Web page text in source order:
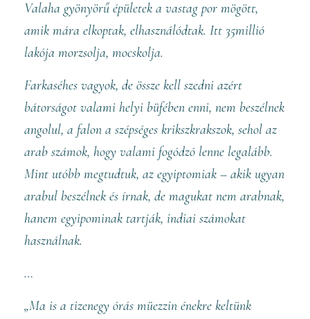
Valaha gyönyörű épületek a vastag por mögött,
amik mára elkoptak, elhasználódtak. Itt 35millió
lakója morzsolja, mocskolja.
Farkaséhes vagyok, de össze kell szedni azért
bátorságot valami helyi büfében enni, nem beszélnek
angolul, a falon a szépséges krikszkrakszok, sehol az
arab számok, hogy valami fogódzó lenne legalább.
Mint utóbb megtudtuk, az egyiptomiak – akik ugyan
arabul beszélnek és írnak, de magukat nem arabnak,
hanem egyipominak tartják, indiai számokat
használnak.
…
„Ma is a tizenegy órás müezzin énekre keltünk